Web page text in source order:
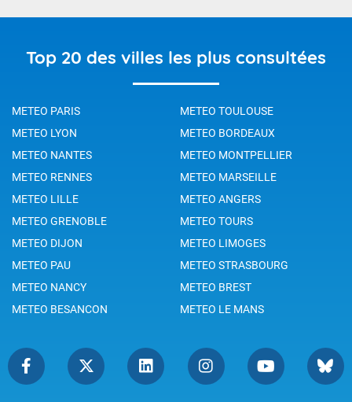
Top 20 des villes les plus consultées
METEO PARIS
METEO TOULOUSE
METEO LYON
METEO BORDEAUX
METEO NANTES
METEO MONTPELLIER
METEO RENNES
METEO MARSEILLE
METEO LILLE
METEO ANGERS
METEO GRENOBLE
METEO TOURS
METEO DIJON
METEO LIMOGES
METEO PAU
METEO STRASBOURG
METEO NANCY
METEO BREST
METEO BESANCON
METEO LE MANS